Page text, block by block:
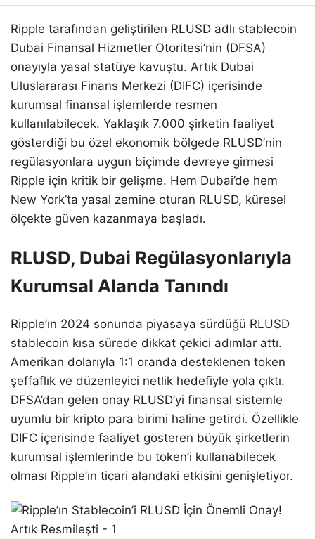
Ripple tarafından geliştirilen RLUSD adlı stablecoin
Dubai Finansal Hizmetler Otoritesi’nin (DFSA)
onayıyla yasal statüye kavuştu. Artık Dubai
Uluslararası Finans Merkezi (DIFC) içerisinde
kurumsal finansal işlemlerde resmen
kullanılabilecek. Yaklaşık 7.000 şirketin faaliyet
gösterdiği bu özel ekonomik bölgede RLUSD’nin
regülasyonlara uygun biçimde devreye girmesi
Ripple için kritik bir gelişme. Hem Dubai’de hem
New York’ta yasal zemine oturan RLUSD, küresel
ölçekte güven kazanmaya başladı.
RLUSD, Dubai Regülasyonlarıyla
Kurumsal Alanda Tanındı
Ripple’ın 2024 sonunda piyasaya sürdüğü RLUSD
stablecoin kısa sürede dikkat çekici adımlar attı.
Amerikan dolarıyla 1:1 oranda desteklenen token
şeffaflık ve düzenleyici netlik hedefiyle yola çıktı.
DFSA’dan gelen onay RLUSD’yi finansal sistemle
uyumlu bir kripto para birimi haline getirdi. Özellikle
DIFC içerisinde faaliyet gösteren büyük şirketlerin
kurumsal işlemlerinde bu token’i kullanabilecek
olması Ripple’ın ticari alandaki etkisini genişletiyor.